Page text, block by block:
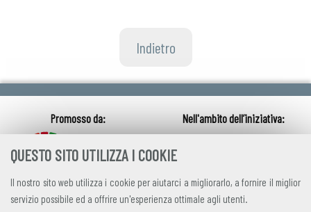
QUESTO SITO UTILIZZA I COOKIE
Il nostro sito web utilizza i cookie per aiutarci a migliorarlo, a fornire il miglior
servizio possibile ed a offrire un'esperienza ottimale agli utenti.
Indietro